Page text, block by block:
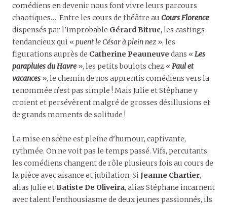
comédiens en devenir nous font vivre leurs parcours
chaotiques… Entre les cours de théâtre au Cours Florence
dispensés par l’improbable Gérard Bitruc, les castings
tendancieux qui « puent le César à plein nez », les
figurations auprès de Catherine Peauneuve dans « Les
parapluies du Havre», les petits boulots chez « Paul et
vacances », le chemin de nos apprentis comédiens vers la
renommée n’est pas simple ! Mais Julie et Stéphane y
croient et persévèrent malgré de grosses désillusions et
de grands moments de solitude !
La mise en scène est pleine d’humour, captivante,
rythmée. On ne voit pas le temps passé. Vifs, percutants,
les comédiens changent de rôle plusieurs fois au cours de
la pièce avec aisance et jubilation. SiJeanne Chartier,
alias Julie et Batiste De Oliveira, alias Stéphane incarnent
avec talent l’enthousiasme de deux jeunes passionnés, ils